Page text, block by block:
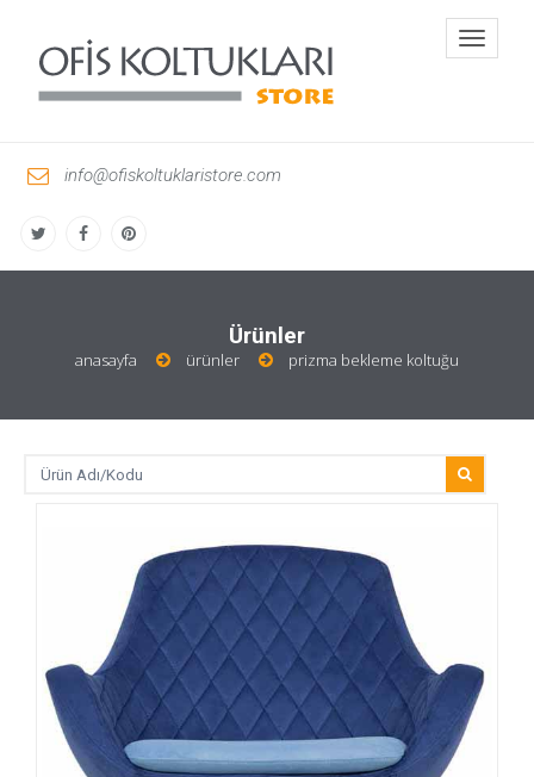
info@ofiskoltuklaristore.com
Toggle
Ürünler
anasayfa ürünler prizma bekleme koltuğu